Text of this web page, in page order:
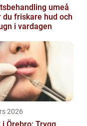
umeå
du friskare hud och
i vardagen
2026